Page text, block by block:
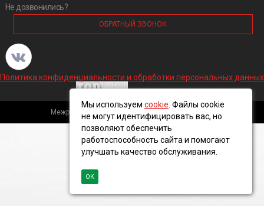
Не дозвонились?
ОБРАТНЫЙ ЗВОНОК
Политика конфиденциальности и обработки персональных данных
Межрегиональная кабельная компания, 2016 ©
Мы используем cookie . Файлы cookie
не могут идентифицировать вас, но
позволяют обеспечить
работоспособность сайта и помогают
улучшать качество обслуживания.
ОК